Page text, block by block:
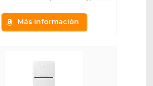
Más información